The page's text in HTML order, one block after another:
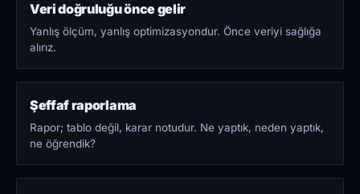
Veri doğruluğu önce gelir
Yanlış ölçüm, yanlış optimizasyondur. Önce veriyi sağlığa
alırız.
Şeffaf raporlama
Rapor; tablo değil, karar notudur. Ne yaptık, neden yaptık,
ne öğrendik?